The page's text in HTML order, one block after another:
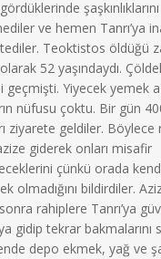
şaşkınlıklarını
ve hemen Tanrı’ya
Teoktistos öldüğü
52 yaşındaydı.
geçmişti. Yiyecek yemek
nüfusu çoktu. Bir gün
ziyarete geldiler. Böylece
giderek onları misafir
çünkü orada
olmadığını bildirdiler.
rahiplere Tanrı’ya
gidip tekrar bakmalarını
depo ekmek, yağ ve